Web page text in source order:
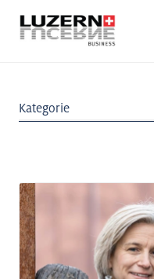
Kategorie
Advanced Manufacturing
Innovation